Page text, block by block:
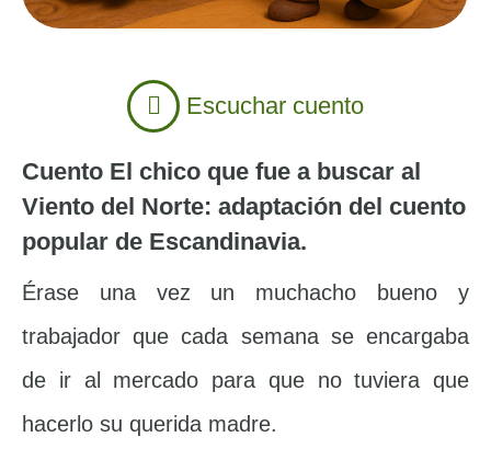
Escuchar cuento
Cuento El chico que fue a buscar al
Viento del Norte: adaptación del cuento
popular de Escandinavia.
Érase una vez un muchacho bueno y
trabajador que cada semana se encargaba
de ir al mercado para que no tuviera que
hacerlo su querida madre.